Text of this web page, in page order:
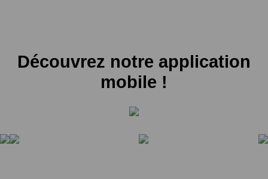
Découvrez notre application
mobile !